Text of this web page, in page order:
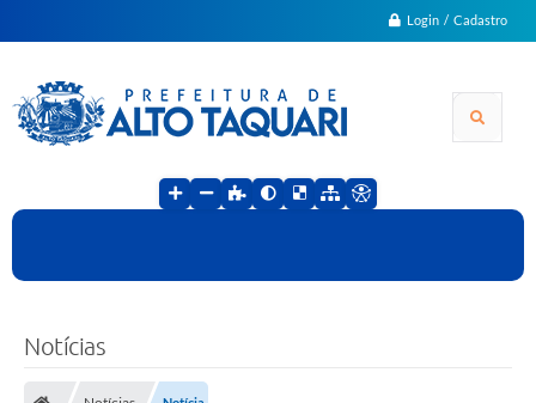
Login / Cadastro
Notícias